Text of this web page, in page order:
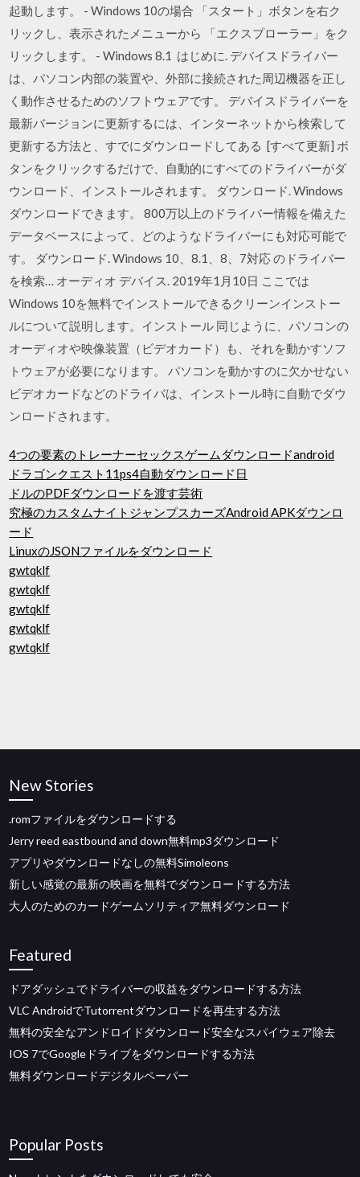
起動します。 - Windows 10の場合 「スタート」ボタンを右ク
リックし、表示されたメニューから 「エクスプローラー」をク
リックします。 - Windows 8.1 はじめに. デバイスドライバー
は、パソコン内部の装置や、外部に接続された周辺機器を正し
く動作させるためのソフトウェアです。 デバイスドライバーを
最新バージョンに更新するには、インターネットから検索して
更新する方法と、すでにダウンロードしてある [すべて更新] ボ
タンをクリックするだけで、自動的にすべてのドライバーがダ
ウンロード、インストールされます。 ダウンロード. Windows
ダウンロードできます。 800万以上のドライバー情報を備えた
データベースによって、どのようなドライバーにも対応可能で
す。 ダウンロード. Windows 10、8.1、8、7対応 のドライバー
を検索… オーディオ デバイス. 2019年1月10日 ここでは
Windows 10を無料でインストールできるクリーンインストー
ルについて説明します。インストール 同じように、パソコンの
オーディオや映像装置（ビデオカード）も、それを動かすソフ
トウェアが必要になります。 パソコンを動かすのに欠かせない
ビデオカードなどのドライバは、インストール時に自動でダウ
ンロードされます。
4つの要素のトレーナーセックスゲームダウンロードandroid
ドラゴンクエスト11ps4自動ダウンロード日
ドルのPDFダウンロードを渡す芸術
究極のカスタムナイトジャンプスカーズAndroid APKダウンロ
ード
LinuxのJSONファイルをダウンロード
gwtqklf
gwtqklf
gwtqklf
gwtqklf
gwtqklf
New Stories
.romファイルをダウンロードする
Jerry reed eastbound and down無料mp3ダウンロード
アプリやダウンロードなしの無料Simoleons
新しい感覚の最新の映画を無料でダウンロードする方法
大人のためのカードゲームソリティア無料ダウンロード
Featured
ドアダッシュでドライバーの収益をダウンロードする方法
VLC AndroidでTutorrentダウンロードを再生する方法
無料の安全なアンドロイドダウンロード安全なスパイウェア除去
IOS 7でGoogleドライブをダウンロードする方法
無料ダウンロードデジタルペーパー
Popular Posts